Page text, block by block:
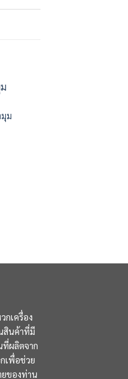
มุม
กเครื่อง
สินค้าที่มี
ผลิตจาก
เพื่อช่วย
ของท่าน